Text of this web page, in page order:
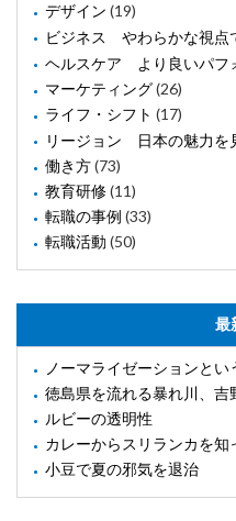
デザイン (19)
ビジネス やわらかな視点
ヘルスケア より良いパフ
マーケティング(26)
ライフ・シフト (17)
リージョン 日本の魅力を
働き方(73)
教育研修(11)
転職の事例 (33)
転職活動 (50)
最
ノーマライゼーションとい
徳島県を流れる暴れ川、吉
ルビーの透明性
カレーからスリランカを知
小豆で夏の邪気を退治